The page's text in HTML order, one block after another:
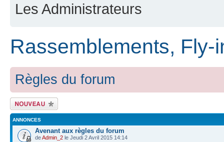
Les Administrateurs
Rassemblements,
Règles du forum
Ecrire un nouveau
sujet
ANNONCES
Avenant aux règles du forum
deAdmin_2 le Jeudi 2 Avril 2015 14:14